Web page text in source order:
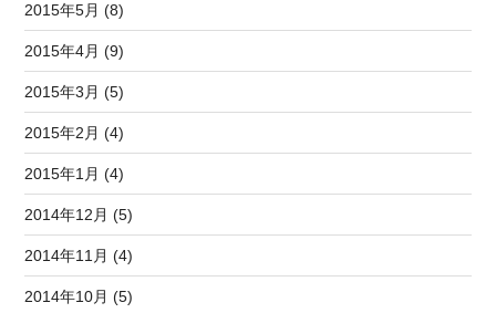
2015年5月 (8)
2015年4月 (9)
2015年3月 (5)
2015年2月 (4)
2015年1月 (4)
2014年12月 (5)
2014年11月 (4)
2014年10月 (5)